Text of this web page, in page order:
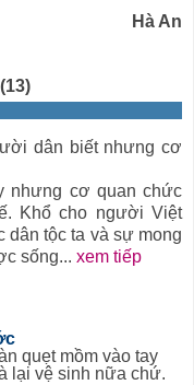
Hà An
dân biết nhưng cơ
nhưng cơ quan chức
Khổ cho người Việt
dân tộc ta và sự mong
sống... xem tiếp
quẹt mồm vào tay
lại vệ sinh nữa chứ.